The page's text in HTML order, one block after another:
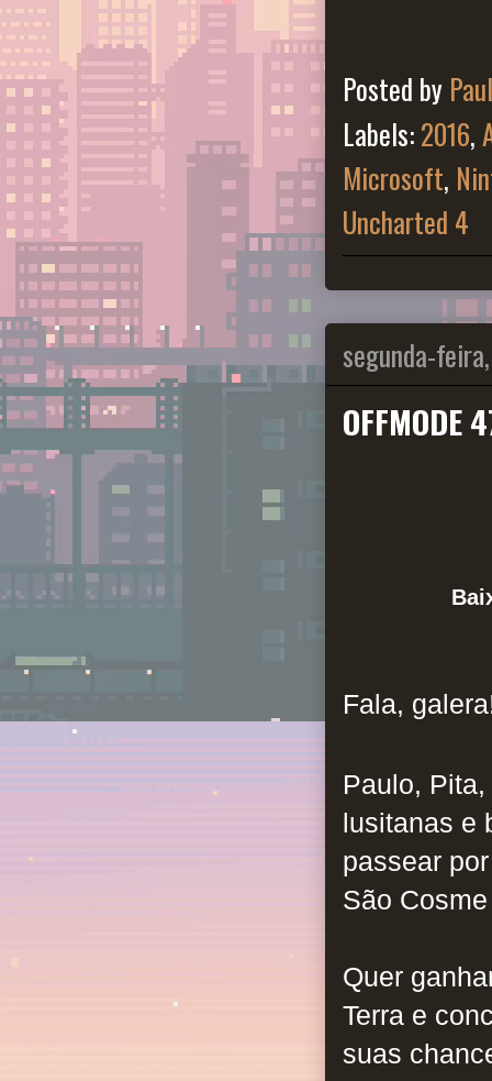
Posted by
Labels:2016,
Microsoft,
Uncharted 4
segunda-
OFFMODE
Fala,
Paulo,
lusitanas e
passear
São
Quer
Terra e
suas